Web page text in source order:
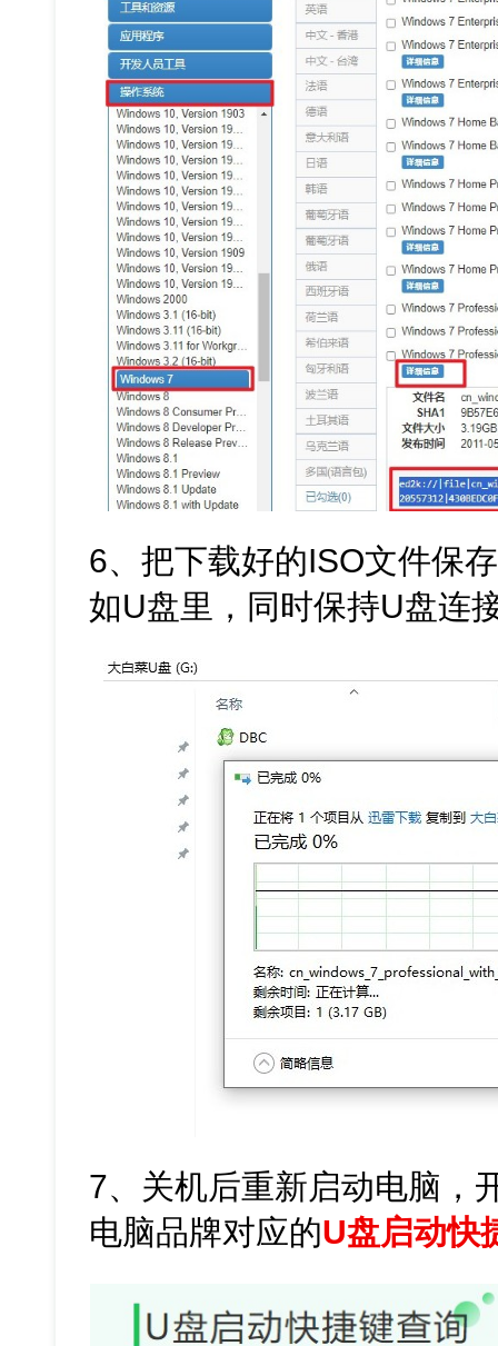
6、把下载好的ISO文件保
如U盘里，同时保持U盘连
7、关机后重新启动电脑，
电脑品牌对应的U盘启动快